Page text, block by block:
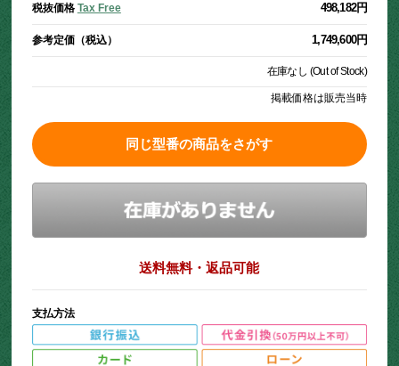
税抜価格 Tax Free 498,182円
参考定価（税込） 1,749,600円
在庫なし (Out of Stock)
掲載価格は販売当時
同じ型番の商品をさがす
送料無料・返品可能
支払方法